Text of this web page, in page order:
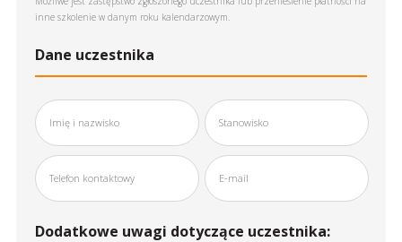
inne szkolenie w danym roku kalendarzowym.
Dane uczestnika
Dodatkowe uwagi dotyczące uczestnika: